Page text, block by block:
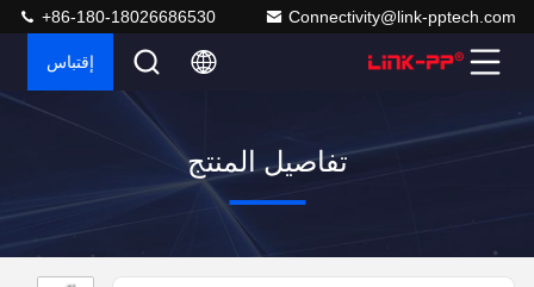
Connectivity@link-pptech.com
+86-180-18026686530
إقتباس
تفاصيل المنتج